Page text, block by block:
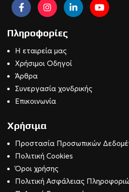
Πληροφορίες
Η εταιρεία μας
Χρήσιμοι Οδηγοί
Άρθρα
Συνεργασία χονδρικής
Επικοινωνία
Χρήσιμα
Προστασία Προσωπικών
Πολιτική Cookies
Όροι χρήσης
Πολιτική Ασφάλειας